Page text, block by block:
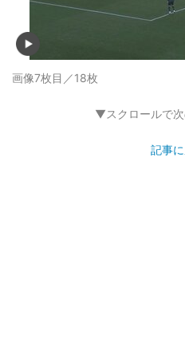
画像7枚目／18枚
▼スクロールで
記事